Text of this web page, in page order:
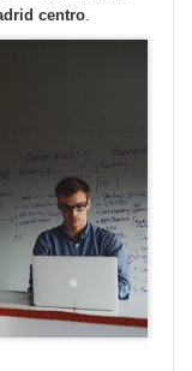
centro